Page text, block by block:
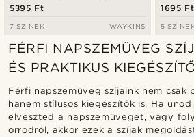
5395 Ft
7 SZÍNEK WAYKINS
1695 Ft
5
FÉRFI NAPSZEMÜVEG
ÉS PRAKTIKUS
Férfi napszemüveg szíjaink nem csak
hanem stílusos kiegészítők is. Ha
elveszted a napszemüveget, vagy
orrodról, akkor ezek a szíjak